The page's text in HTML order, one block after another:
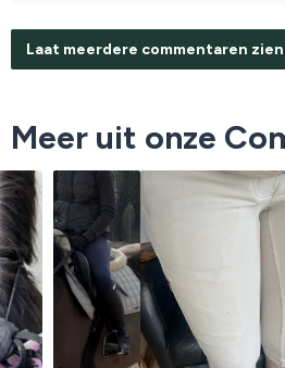
Laat meerdere commentaren
Meer uit onze